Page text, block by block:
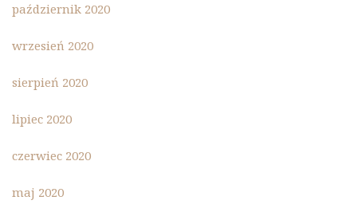
październik 2020
wrzesień 2020
sierpień 2020
lipiec 2020
czerwiec 2020
maj 2020